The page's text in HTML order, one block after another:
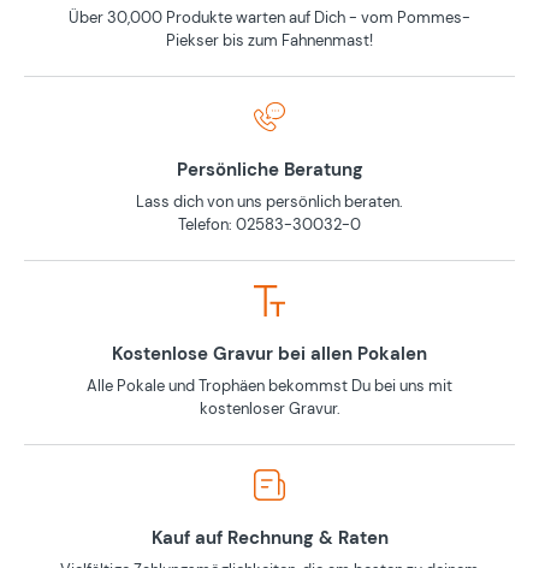
Über 30,000 Produkte warten auf Dich - vom Pommes-
Piekser bis zum Fahnenmast!
Persönliche Beratung
Lass dich von uns persönlich beraten.
Telefon: 02583-30032-0
Kostenlose Gravur bei allen Pokalen
Alle Pokale und Trophäen bekommst Du bei uns mit
kostenloser Gravur.
Kauf auf Rechnung & Raten